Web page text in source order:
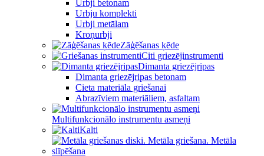
Urbji betonam
Urbju komplekti
Urbji metālam
Kroņurbji
Zāģēšanas ķēde
Citi griezējinstrumenti
Dimanta griezējripas
Dimanta griezējripas betonam
Cieta materiāla griešanai
Abrazīviem materiāliem, asfaltam
Multifunkcionālo instrumentu asmeņi
Kalti